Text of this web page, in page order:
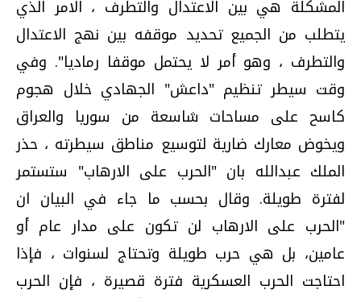
المشكلة هي بين الاعتدال والتطرف ، الامر الذي
يتطلب من الجميع تحديد موقفه بين نهج الاعتدال
والتطرف ، وهو أمر لا يحتمل موقفا رماديا". وفي
وقت سيطر تنظيم "داعش" الجهادي خلال هجوم
كاسح على مساحات شاسعة من سوريا والعراق
ويخوض معارك ضارية لتوسيع مناطق سيطرته ، حذر
الملك عبدالله بان "الحرب على الارهاب" ستستمر
لفترة طويلة. وقال بحسب ما جاء في البيان ان
"الحرب على الارهاب لن تكون على مدار عام أو
عامين، بل هي حرب طويلة وتحتاج لسنوات ، فإذا
احتاجت الحرب العسكرية فترة قصيرة ، فإن الحرب